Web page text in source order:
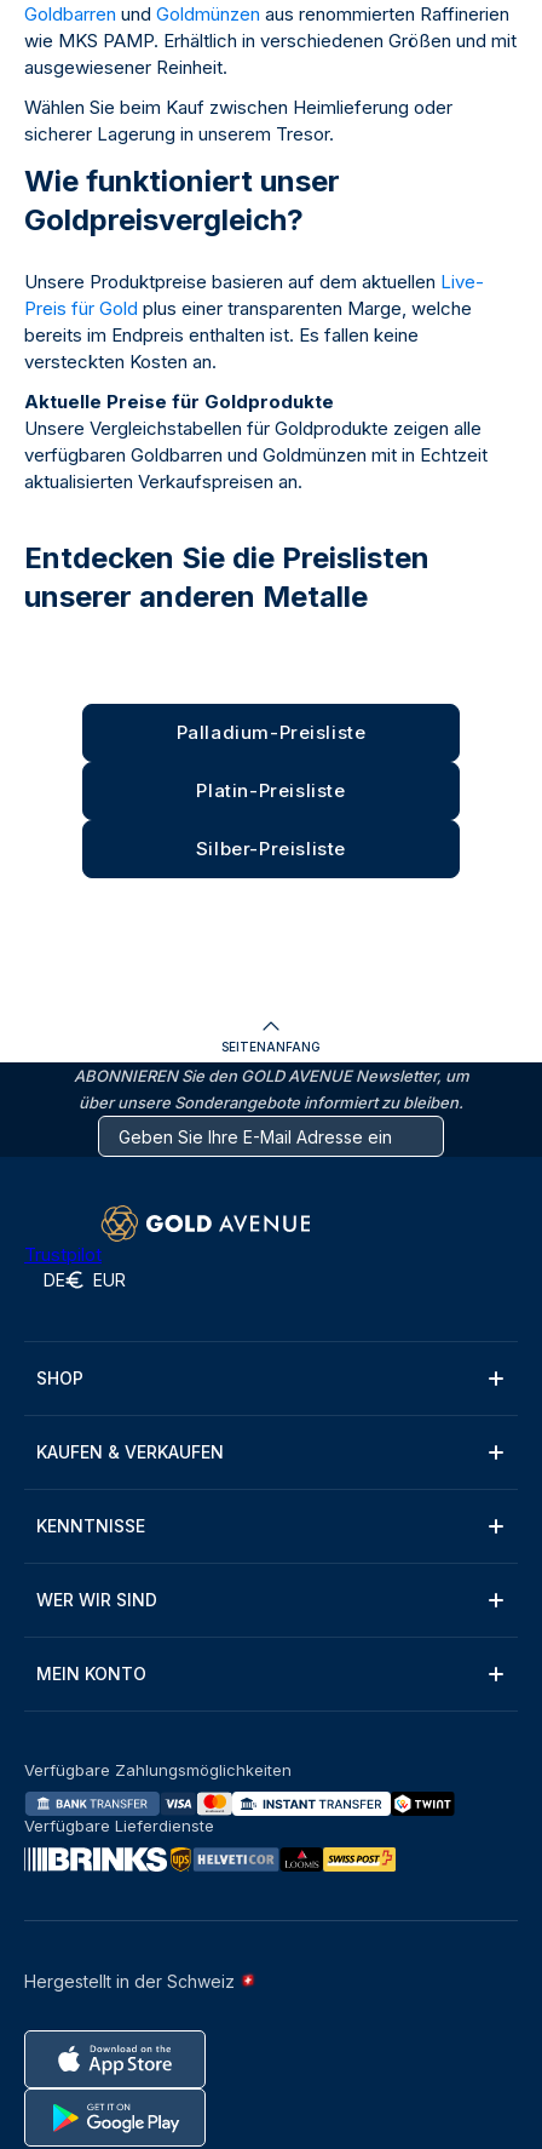
Goldbarren und Goldmünzen aus renommierten Raffinerien
wie MKS PAMP. Erhältlich in verschiedenen Größen und mit
ausgewiesener Reinheit.
Wählen Sie beim Kauf zwischen Heimlieferung oder
sicherer Lagerung in unserem Tresor.
Wie funktioniert unser
Goldpreisvergleich?
Unsere Produktpreise basieren auf dem aktuellen Live-
Preis für Gold plus einer transparenten Marge, welche
bereits im Endpreis enthalten ist. Es fallen keine
versteckten Kosten an.
Aktuelle Preise für Goldprodukte
Unsere Vergleichstabellen für Goldprodukte zeigen alle
verfügbaren Goldbarren und Goldmünzen mit in Echtzeit
aktualisierten Verkaufspreisen an.
Entdecken Sie die Preislisten
unserer anderen Metalle
Silber-Preisliste
Platin-Preisliste
Palladium-Preisliste
SEITENANFANG
ABONNIEREN Sie den GOLD AVENUE Newsletter, um
über unsere Sonderangebote informiert zu bleiben.
Trustpilot
DE EUR
SHOP
KAUFEN & VERKAUFEN
KENNTNISSE
WER WIR SIND
MEIN KONTO
Hergestellt in der Schweiz
Verfügbare Zahlungsmöglichkeiten
Verfügbare Lieferdienste